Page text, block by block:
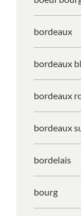
bordeaux
bordeaux
bordeaux
bordeaux
bordelais
bourg